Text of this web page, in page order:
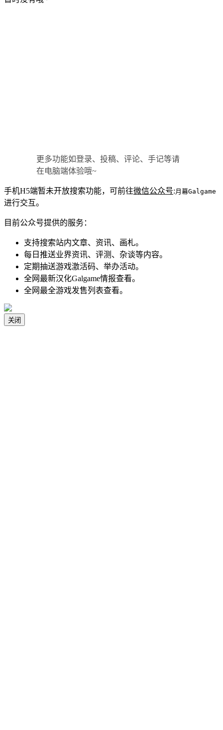
更多功能如登录、投稿、评论、手记等请
在电脑端体验哦~
手机H5端暂未开放搜索功能，可前往微信公众号:月幕Galgame
进行交互。
目前公众号提供的服务：
支持搜索站内文章、资讯、画札。
每日推送业界资讯、评测、杂谈等内容。
定期抽送游戏激活码、举办活动。
全网最新汉化Galgame情报查看。
全网最全游戏发售列表查看。
关闭